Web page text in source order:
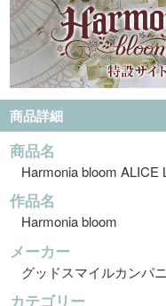
商品詳細
商品名
Harmonia bloom
作品名
Harmonia bloom
メーカー
グッドスマイルカンパ
カテゴリー